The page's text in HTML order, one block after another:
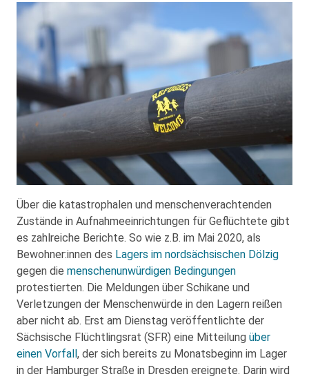
Über die katastrophalen und menschenverachtenden
Zustände in Aufnahmeeinrichtungen für Geflüchtete gibt
es zahlreiche Berichte. So wie z.B. im Mai 2020, als
Bewohner:innen des Lagers im nordsächsischen Dölzig
gegen die menschenunwürdigen Bedingungen
protestierten. Die Meldungen über Schikane und
Verletzungen der Menschenwürde in den Lagern reißen
aber nicht ab. Erst am Dienstag veröffentlichte der
Sächsische Flüchtlingsrat (SFR) eine Mitteilung über
einen Vorfall, der sich bereits zu Monatsbeginn im Lager
in der Hamburger Straße in Dresden ereignete. Darin wird